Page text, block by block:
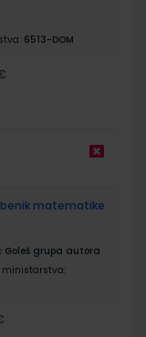
6513-DOM
matematike
Goleš grupa autora
ministarstva: